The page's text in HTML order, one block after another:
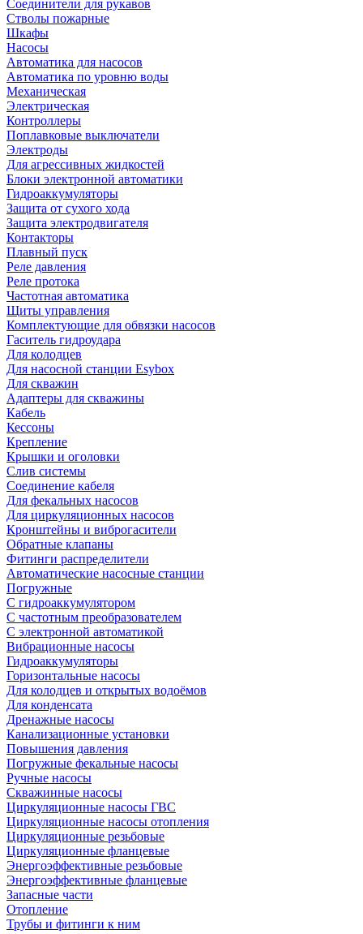
Соединители для рукавов
Стволы пожарные
Шкафы
Насосы
Автоматика для насосов
Автоматика по уровню воды
Механическая
Электрическая
Контроллеры
Поплавковые выключатели
Электроды
Для агрессивных жидкостей
Блоки электронной автоматики
Гидроаккумуляторы
Защита от сухого хода
Защита электродвигателя
Контакторы
Плавный пуск
Реле давления
Реле протока
Частотная автоматика
Щиты управления
Комплектующие для обвязки насосов
Гаситель гидроудара
Для колодцев
Для насосной станции Esybox
Для скважин
Адаптеры для скважины
Кабель
Кессоны
Крепление
Крышки и оголовки
Слив системы
Соединение кабеля
Для фекальных насосов
Для циркуляционных насосов
Кронштейны и виброгасители
Обратные клапаны
Фитинги распределители
Автоматические насосные станции
Погружные
С гидроаккумулятором
С частотным преобразователем
С электронной автоматикой
Вибрационные насосы
Гидроаккумуляторы
Горизонтальные насосы
Для колодцев и открытых водоёмов
Для конденсата
Дренажные насосы
Канализационные установки
Повышения давления
Погружные фекальные насосы
Ручные насосы
Скважинные насосы
Циркуляционные насосы ГВС
Циркуляционные насосы отопления
Циркуляционные резьбовые
Циркуляционные фланцевые
Энергоэффективные резьбовые
Энергоэффективные фланцевые
Запасные части
Отопление
Трубы и фитинги к ним